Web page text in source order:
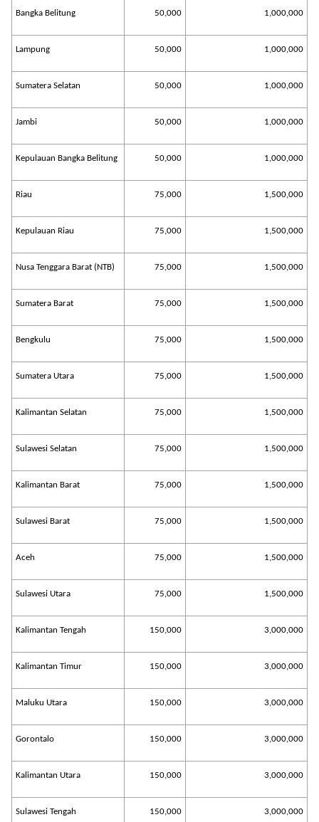
Bangka Belitung 50,000 1,000,000
Lampung 50,000 1,000,000
Sumatera Selatan 50,000 1,000,000
Jambi 50,000 1,000,000
Kepulauan Bangka Belitung 50,000 1,000,000
Riau 75,000 1,500,000
Kepulauan Riau 75,000 1,500,000
Nusa Tenggara Barat (NTB) 75,000 1,500,000
Sumatera Barat 75,000 1,500,000
Bengkulu 75,000 1,500,000
Sumatera Utara 75,000 1,500,000
Kalimantan Selatan 75,000 1,500,000
Sulawesi Selatan 75,000 1,500,000
Kalimantan Barat 75,000 1,500,000
Sulawesi Barat 75,000 1,500,000
Aceh 75,000 1,500,000
Sulawesi Utara 75,000 1,500,000
Kalimantan Tengah 150,000 3,000,000
Kalimantan Timur 150,000 3,000,000
Maluku Utara 150,000 3,000,000
Gorontalo 150,000 3,000,000
Kalimantan Utara 150,000 3,000,000
Sulawesi Tengah 150,000 3,000,000